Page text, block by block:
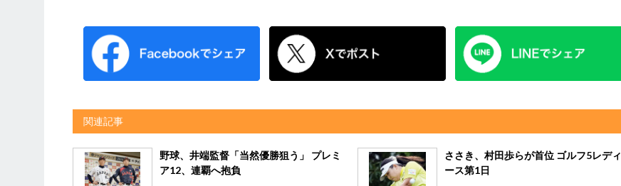
関連記事
野球、井端監督「当然優勝狙う」 プレミ
ア12、連覇へ抱負
ささき、村田歩らが首位 ゴルフ5レディ
ース第1日